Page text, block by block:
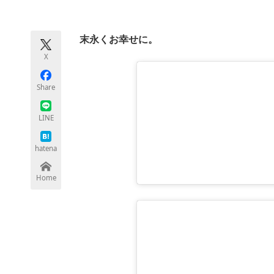
X
Share
LINE
hatena
Home
末永くお幸せに。